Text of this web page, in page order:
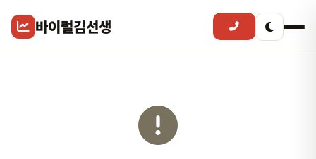
바이럴김선생